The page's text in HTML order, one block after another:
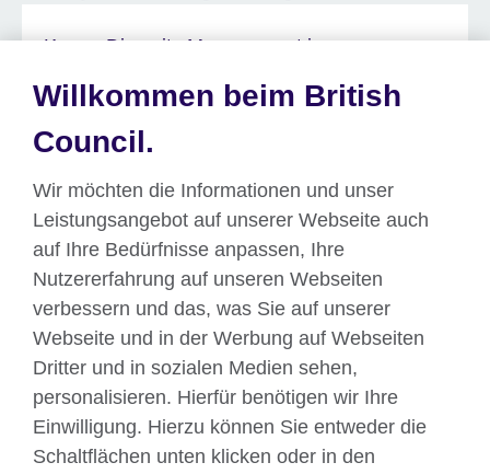
Kurse: Diversity Management in
Abonnieren Sie unseren Newsletter
Über uns
Englisch unterrichten
Willkommen beim British
Council.
Wir möchten die Informationen und unser
Leistungsangebot auf unserer Webseite auch
auf Ihre Bedürfnisse anpassen, Ihre
Nutzererfahrung auf unseren Webseiten
verbessern und das, was Sie auf unserer
Webseite und in der Werbung auf Webseiten
Dritter und in sozialen Medien sehen,
personalisieren. Hierfür benötigen wir Ihre
Einwilligung. Hierzu können Sie entweder die
Schaltflächen unten klicken oder in den